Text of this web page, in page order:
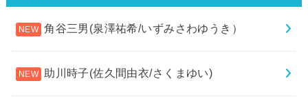
角谷三男(泉澤祐希/いずみさわゆうき）
助川時子(佐久間由衣/さくまゆい)